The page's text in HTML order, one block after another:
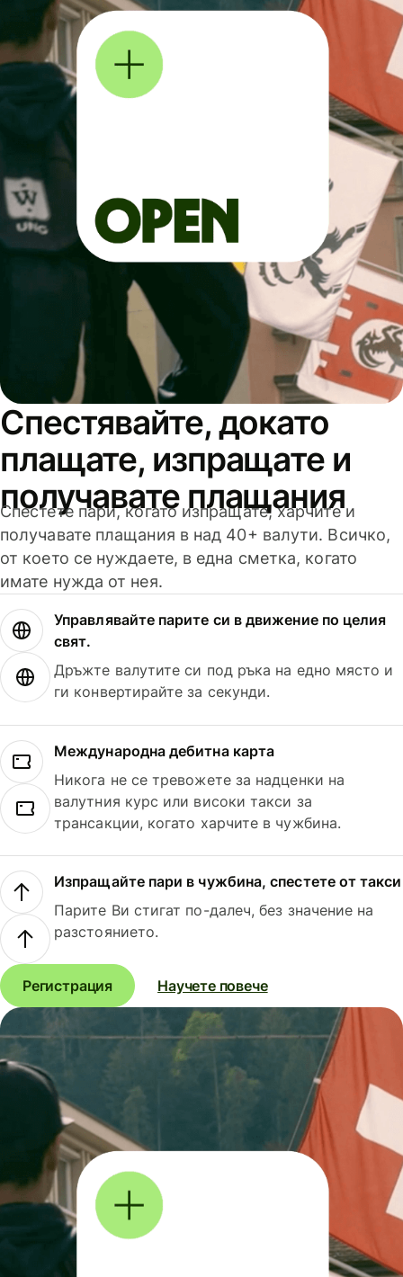
Спестявайте, докато
плащате, изпращате и
получавате плащания
Спестете пари, когато изпращате, харчите и
получавате плащания в над 40+ валути. Всичко,
от което се нуждаете, в една сметка, когато
имате нужда от нея.
Управлявайте парите си в движение по целия
свят.
Дръжте валутите си под ръка на едно място и
ги конвертирайте за секунди.
Международна дебитна карта
Никога не се тревожете за надценки на
валутния курс или високи такси за
трансакции, когато харчите в чужбина.
Изпращайте пари в чужбина, спестете от такси
Парите Ви стигат по-далеч, без значение на
разстоянието.
Регистрация Научете повече